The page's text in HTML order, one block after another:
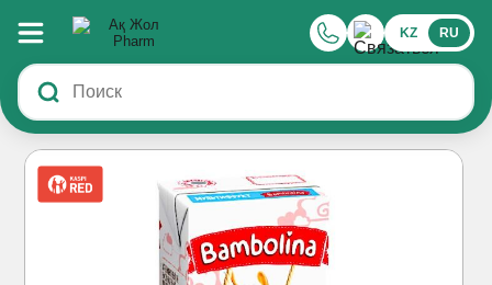
KZ RU